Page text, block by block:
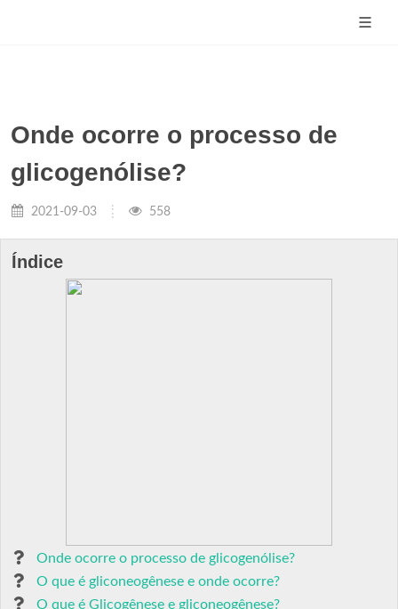
Onde ocorre o processo de
glicogenólise?
2021-09-03 558
Índice
Onde ocorre o processo de glicogenólise?
O que é gliconeogênese e onde ocorre?
O que é Glicogênese e gliconeogênese?